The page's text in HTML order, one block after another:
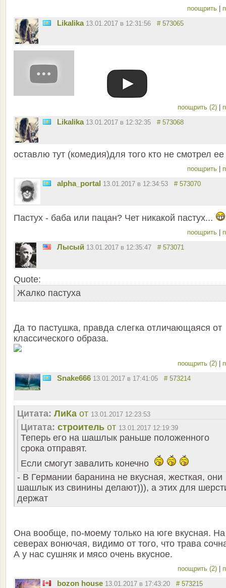
поощрить
Likalika 13.01.2017 в 12:31:56 # 573065
поощрить (2)
Likalika 13.01.2017 в 12:32:35 # 573068
оставлю тут (комедия)для того кто не смотрел ее
поощрить
alpha_portal 13.01.2017 в 12:34:53 # 573070
Пастух - баба или пацан? Чет никакой пастух...
поощрить
Лысый 13.01.2017 в 12:35:47 # 573071
Quote:
Жалко пастуха
Да то пастушка, правда слегка отличающаяся от
классического образа.
поощрить (2)
Snake666 13.01.2017 в 17:41:05 # 573214
Цитата: ЛиКа от 13.01.2017 12:23:53
Цитата: строитель от 13.01.2017 12:19:39
Теперь его на шашлык раньше положенного
срока отправят.
Если смогут завалить конечно
- В Германии баранина не вкусная, жесткая, они
шашлык из свинины делают))), а этих для
держат
Она вообще, по-моему только на юге вкусная. На
северах вонючая, видимо от того, что трава
А у нас сушняк и мясо очень вкусное.
поощрить (2)
bozon house 13.01.2017 в 17:43:20 # 573215